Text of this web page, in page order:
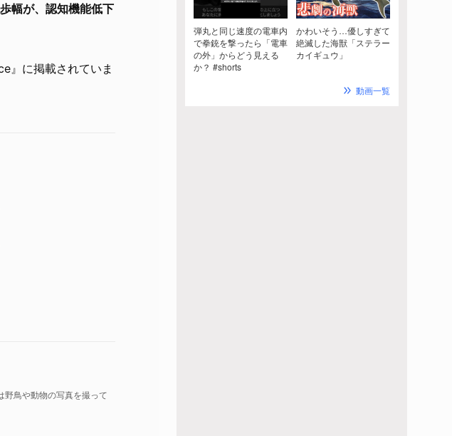
幅が、認知機能低下
』に掲載されていま
野鳥や動物の写真を撮って
弾丸と同じ速度の電車内
で拳銃を撃ったら「電車
の外」からどう見える
か？ #shorts
かわいそう…優しすぎて
絶滅した海獣「ステラー
カイギュウ」
動画一覧